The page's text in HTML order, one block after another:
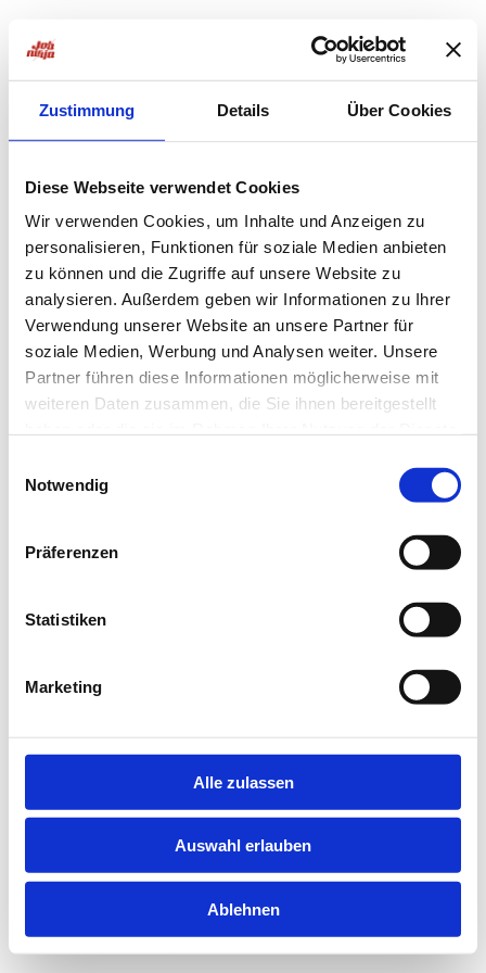
Zustimmung Details Über Cookies
Diese Webseite verwendet Cookies
Wir verwenden Cookies, um Inhalte und Anzeigen zu
personalisieren, Funktionen für soziale Medien anbieten
zu können und die Zugriffe auf unsere Website zu
analysieren. Außerdem geben wir Informationen zu Ihrer
Verwendung unserer Website an unsere Partner für
soziale Medien, Werbung und Analysen weiter. Unsere
Partner führen diese Informationen möglicherweise mit
weiteren Daten zusammen, die Sie ihnen bereitgestellt
Notwendig
Präferenzen
Statistiken
Marketing
Alle zulassen
Auswahl erlauben
Ablehnen
loadingjobninja.com
for more